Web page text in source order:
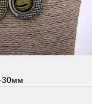
30мм